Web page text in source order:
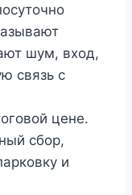
шум, вход,
связь с
цене.
сбор,
и